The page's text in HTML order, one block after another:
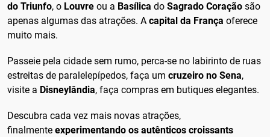
do Triunfo, o Louvre ou a Basílica do Sagrado Coração são
apenas algumas das atrações. A capital da França oferece
muito mais.
Passeie pela cidade sem rumo, perca-se no labirinto de ruas
estreitas de paralelepípedos, faça um cruzeiro no Sena,
visite a Disneylândia, faça compras em butiques elegantes.
Descubra cada vez mais novas atrações,
finalmente experimentando os autênticos croissants